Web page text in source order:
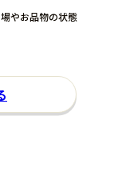
やお品物の状態